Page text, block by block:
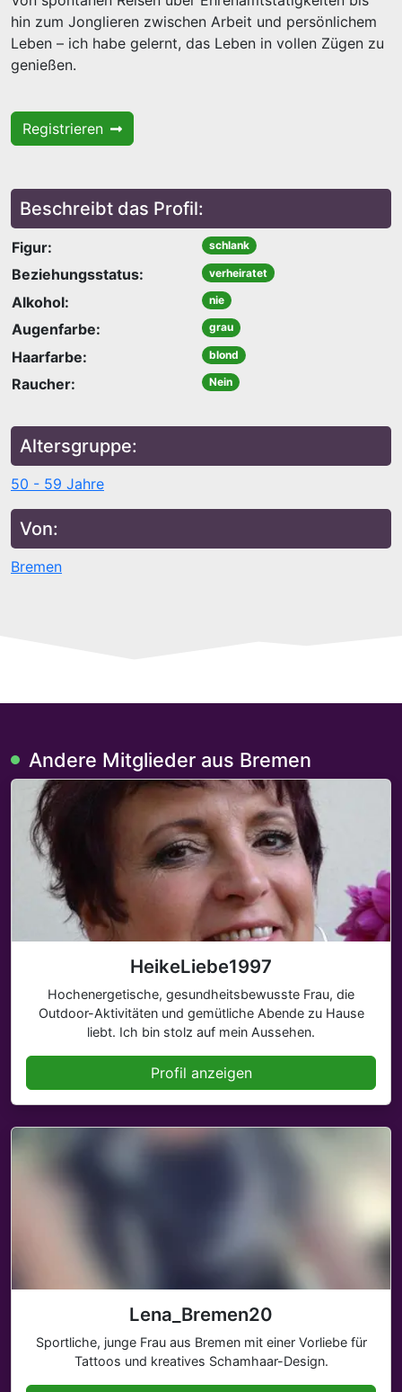
hin zum Jonglieren zwischen Arbeit und persönlichem
Leben – ich habe gelernt, das Leben in vollen Zügen zu
genießen.
Registrieren
Beschreibt das Profil:
Figur: schlank
Beziehungsstatus: verheiratet
Alkohol: nie
Augenfarbe: grau
Haarfarbe: blond
Raucher: Nein
Altersgruppe:
50 - 59 Jahre
Von:
Bremen
Andere Mitglieder aus Bremen
HeikeLiebe1997
Hochenergetische, gesundheitsbewusste Frau, die
Outdoor-Aktivitäten und gemütliche Abende zu Hause
liebt. Ich bin stolz auf mein Aussehen.
Profil anzeigen
Lena_Bremen20
Sportliche, junge Frau aus Bremen mit einer Vorliebe für
Tattoos und kreatives Schamhaar-Design.